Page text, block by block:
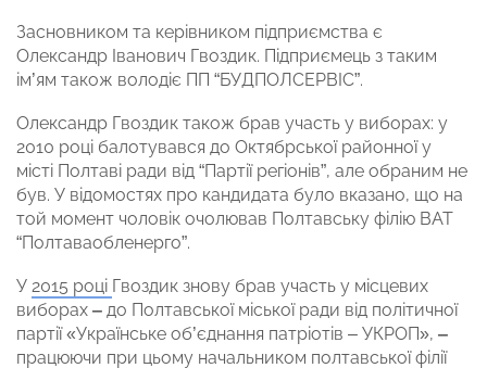
Засновником та керівником підприємства є
Олександр Іванович Гвоздик. Підприємець з таким
ім’ям також володіє ПП “БУДПОЛСЕРВІС”.
Олександр Гвоздик також брав участь у виборах: у
2010 році балотувався до Октябрської районної у
місті Полтаві ради від “Партії регіонів”, але обраним не
був. У відомостях про кандидата було вказано, що на
той момент чоловік очолював Полтавську філію ВАТ
“Полтаваобленерго”.
У 2015 році Гвоздик знову брав участь у місцевих
виборах ‒ до Полтавської міської ради від політичної
партії «Українське об’єднання патріотів – УКРОП», ‒
працюючи при цьому начальником полтавської філії